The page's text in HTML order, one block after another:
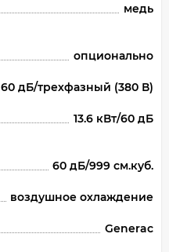
медь
опционально
60 дБ/трехфазный (380 В)
13.6 кВт/60 дБ
60 дБ/999 см.куб.
воздушное охлаждение
Generac